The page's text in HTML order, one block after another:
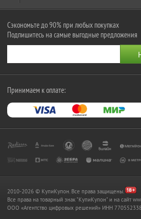
Сэкономьте до 90% при любых покупках
Подпишитесь на самые выгодные предложения
Принимаем к оплате:
2010-2026 © КупиКупон. Все права защищены.
Все права на товарный знак "КупиКупон" и на сайт
OOO «Агентство цифровых решений» ИНН